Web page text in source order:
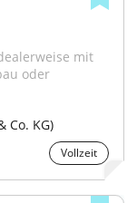
mit
oder
Co. KG)
Vollzeit